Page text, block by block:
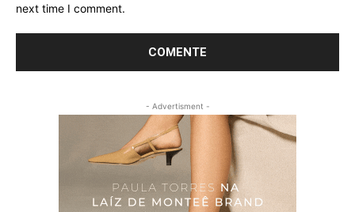
next time I comment.
- Advertisment -